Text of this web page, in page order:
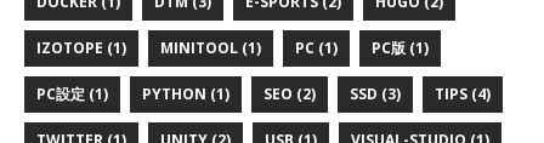
IZOTOPE (1) MINITOOL (1) PC (1) PC版 (1)
PC設定 (1) PYTHON (1) SEO (2) SSD (3) TIPS (4)